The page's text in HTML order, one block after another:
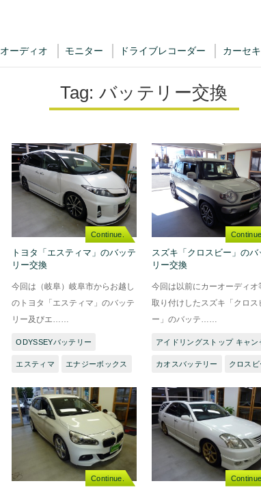
オーディオ モニター ドライブレコーダー カーセ
Tag:バッテリー交換
Continue.
トヨタ「エスティマ」のバッテ
リー交換
今回は（岐阜）岐阜市からお越し
のトヨタ「エスティマ」のバッテ
リー及びエ……
ODYSSEYバッテリー
エスティマ エナジーボックス
Continue.
スズキ「クロスビー」のバ
リー交換
今回は以前にカーオーディオ
取り付けしたスズキ「クロス
ー」のバッテ……
アイドリングストップ キャン
カオスバッテリー クロスビ
Continue. Continue.